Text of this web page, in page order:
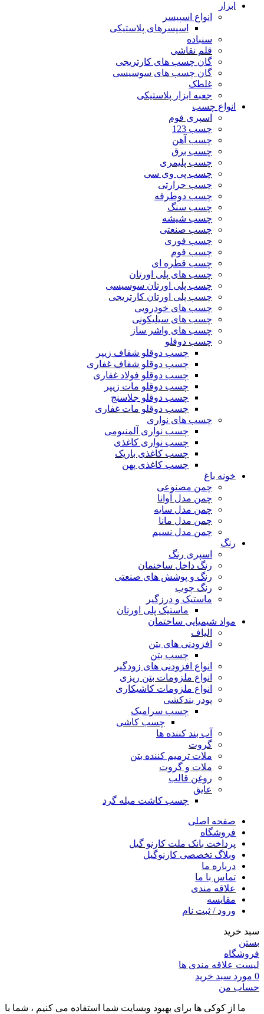
ابزار
انواع اسپیسر
اسپسرهای پلاستیکی
سنباده
قلم نقاشی
گان چسب های کارتریجی
گان چسب های سوسیسی
غلطک
جعبه ابزار پلاستیکی
انواع چسب
اسپری فوم
چسب 123
چسب آهن
چسب برق
چسب پلیمری
چسب پی وی سی
چسب حرارتی
چسب دوطرفه
چسب سنگ
چسب شیشه
چسب صنعتی
چسب فوری
چسب فوم
چسب قطره ای
چسب های پلی اورتان
چسب پلی اورتان سوسیسی
چسب پلی اورتان کارتریجی
چسب های خودرویی
چسب های سیلیکونی
چسب های واشر ساز
چسب دوقلو
چسب دوقلو شفاف زیپر
چسب دوقلو شفاف غفاری
چسب دوقلو فولاد غفاری
چسب دوقلو مات زیپر
چسب دوقلو جلاسنج
چسب دوقلو مات غفاری
چسب های نواری
چسب نواری آلمنیومی
چسب نواری کاغذی
چسب کاغذی باریک
چسب کاغذی پهن
خونه باغ
چمن مصنوعی
چمن مدل آوانا
چمن مدل سایه
چمن مدل مانا
چمن مدل نسیم
رنگ
اسپری رنگ
رنگ داخل ساخنمان
رنگ و پوشش های صنعتی
رنگ چوب
ماستیک و درزگیر
ماستیک پلی اورتان
مواد شیمیایی ساختمان
الیاف
افزودنی های بتن
چسب بتن
انواع افزودنی های زودگیر
انواع ملزومات بتن ریزی
انواع ملزومات کاشیکاری
پودر بندکشی
چسب سرامیک
چسب کاشی
آب بند کننده ها
گروت
ملات ترمیم کننده بتن
ملات و گروت
روغن قالب
عایق
چسب کاشت میله گرد
صفحه اصلی
فروشگاه
پرداخت بانک ملت کارنو گیل
وبلاگ تخصصی کارنوگیل
درباره ما
تماس با ما
علاقه مندی
مقايسه
ورود / ثبت نام
سبد خرید
بستن
فروشگاه
لیست علاقه مندی ها
0 مورد سبد خرید
حساب من
ما از کوکی ها برای بهبود وبسایت شما استفاده می کنیم ، شما با